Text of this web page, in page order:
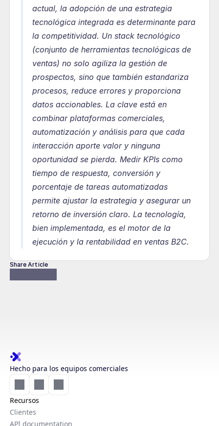
actual, la adopción de una estrategia
tecnológica integrada es determinante para
la competitividad. Un stack tecnológico
(conjunto de herramientas tecnológicas de
ventas) no solo agiliza la gestión de
prospectos, sino que también estandariza
procesos, reduce errores y proporciona
datos accionables. La clave está en
combinar plataformas comerciales,
automatización y análisis para que cada
interacción aporte valor y ninguna
oportunidad se pierda. Medir KPIs como
tiempo de respuesta, conversión y
porcentaje de tareas automatizadas
permite ajustar la estrategia y asegurar un
retorno de inversión claro. La tecnología,
bien implementada, es el motor de la
ejecución y la rentabilidad en ventas B2C.
Share Article
Hecho para los equipos comerciales
Recursos
Clientes
API documentation